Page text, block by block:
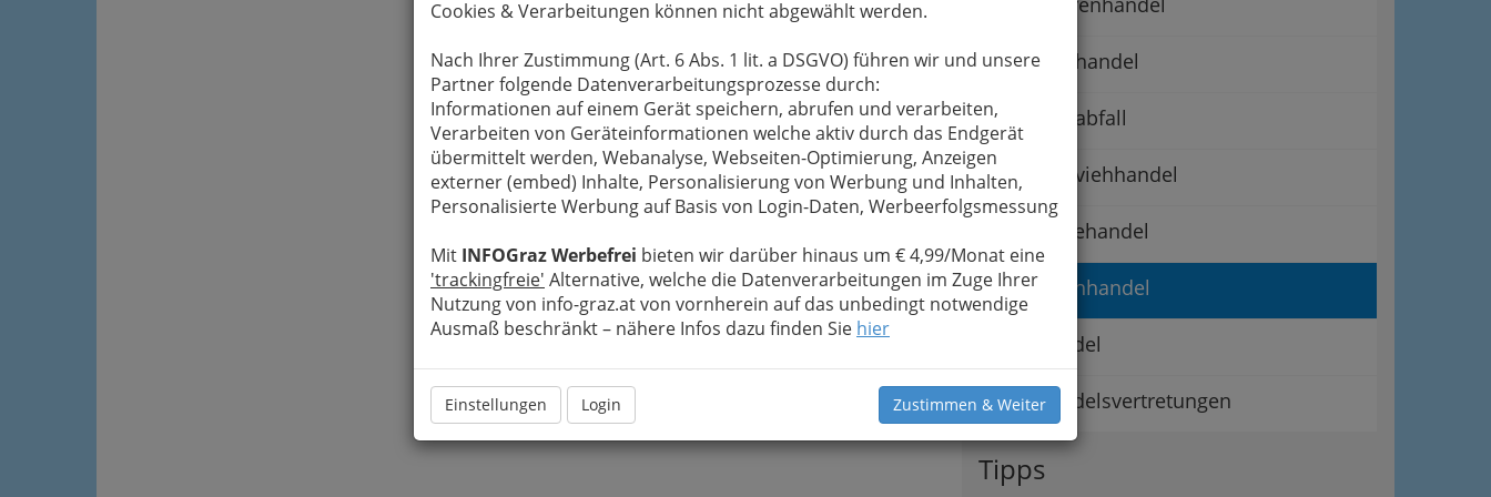
Cookies & Verarbeitungen können nicht abgewählt werden.
Nach Ihrer Zustimmung (Art. 6 Abs. 1 lit. a DSGVO) führen wir und unsere
Partner folgende Datenverarbeitungsprozesse durch:
Informationen auf einem Gerät speichern, abrufen und verarbeiten,
Verarbeiten von Geräteinformationen welche aktiv durch das Endgerät
übermittelt werden, Webanalyse, Webseiten-Optimierung, Anzeigen
externer (embed) Inhalte, Personalisierung von Werbung und Inhalten,
Personalisierte Werbung auf Basis von Login-Daten, Werbeerfolgsmessung
Mit INFOGraz Werbefrei bieten wir darüber hinaus um € 4,99/Monat eine
'trackingfreie' Alternative, welche die Datenverarbeitungen im Zuge Ihrer
Nutzung von info-graz.at von vornherein auf das unbedingt notwendige
Ausmaß beschränkt – nähere Infos dazu finden Sie hier
Einstellungen Login Zustimmen & Weiter
Rohhauthandel
Schlachtabfall
Schlachtviehhandel
Schweinehandel
Stechviehhandel
Viehhandel
Viehhandelsvertretungen
Tipps